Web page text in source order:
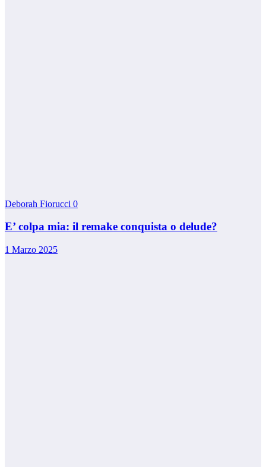
Deborah Fiorucci 0
E’ colpa mia: il remake conquista o delude?
1 Marzo 2025